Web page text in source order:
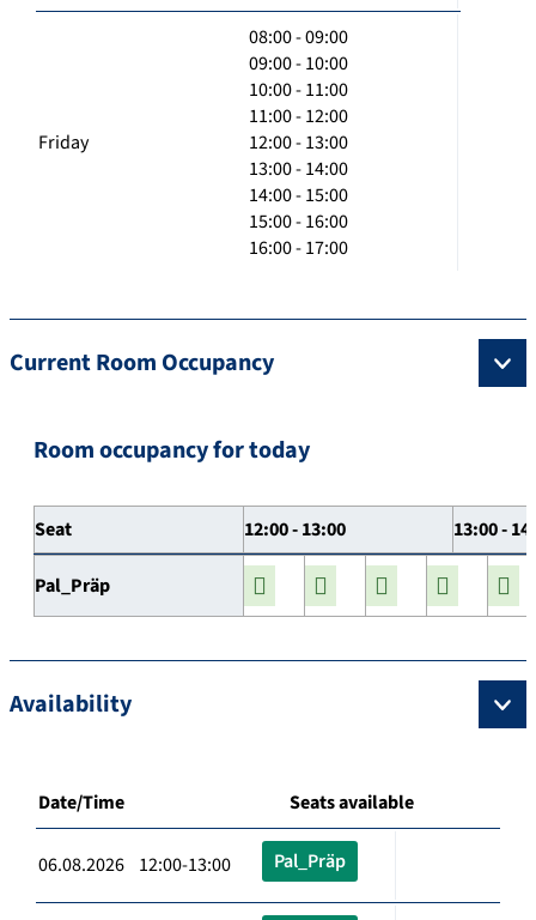
Friday
08:00 - 09:00
09:00 - 10:00
10:00 - 11:00
11:00 - 12:00
12:00 - 13:00
13:00 - 14:00
14:00 - 15:00
15:00 - 16:00
16:00 - 17:00
Current Room Occupancy
Room occupancy for today
Seat 12:00 - 13:00 13:00 -
Pal_Präp
Availability
Date/Time Seats available
06.08.2026 12:00-13:00 Pal_Präp